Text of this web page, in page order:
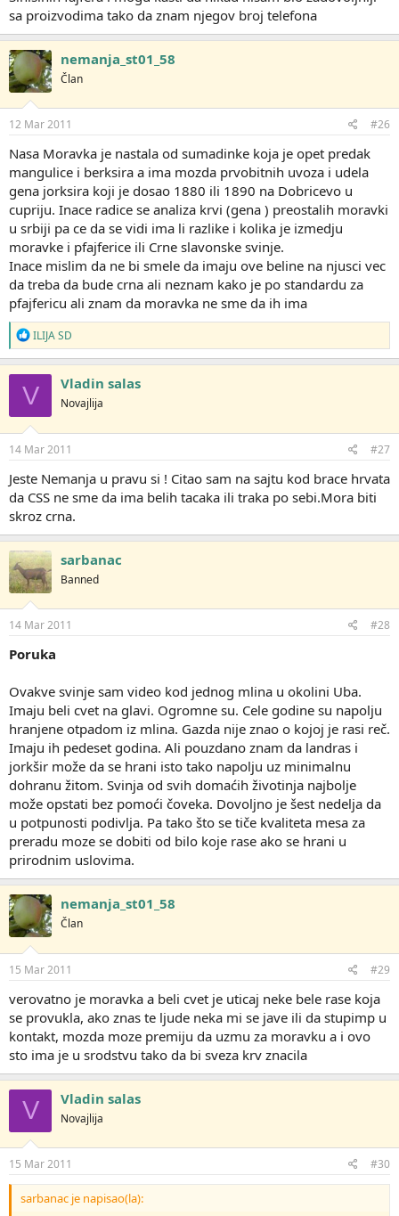
sa proizvodima tako da znam njegov broj telefona
nemanja_st01_58
Član
12 Mar 2011 #26
Nasa Moravka je nastala od sumadinke koja je opet predak
mangulice i berksira a ima mozda prvobitnih uvoza i udela
gena jorksira koji je dosao 1880 ili 1890 na Dobricevo u
cupriju. Inace radice se analiza krvi (gena ) preostalih moravki
u srbiji pa ce da se vidi ima li razlike i kolika je izmedju
moravke i pfajferice ili Crne slavonske svinje.
Inace mislim da ne bi smele da imaju ove beline na njusci vec
da treba da bude crna ali neznam kako je po standardu za
pfajfericu ali znam da moravka ne sme da ih ima
R
e
a
g
o
v
a
n
j
:
ILIJA SD
V Vladin salas
Novajlija
14 Mar 2011 #27
Jeste Nemanja u pravu si ! Citao sam na sajtu kod brace hrvata
da CSS ne sme da ima belih tacaka ili traka po sebi.Mora biti
skroz crna.
sarbanac
Banned
14 Mar 2011 #28
Poruka
Ovakve svinje sam video kod jednog mlina u okolini Uba.
Imaju beli cvet na glavi. Ogromne su. Cele godine su napolju
hranjene otpadom iz mlina. Gazda nije znao o kojoj je rasi reč.
Imaju ih pedeset godina. Ali pouzdano znam da landras i
jorkšir može da se hrani isto tako napolju uz minimalnu
dohranu žitom. Svinja od svih domaćih životinja najbolje
može opstati bez pomoći čoveka. Dovoljno je šest nedelja da
u potpunosti podivlja. Pa tako što se tiče kvaliteta mesa za
preradu moze se dobiti od bilo koje rase ako se hrani u
prirodnim uslovima.
nemanja_st01_58
Član
15 Mar 2011 #29
verovatno je moravka a beli cvet je uticaj neke bele rase koja
se provukla, ako znas te ljude neka mi se jave ili da stupimp u
kontakt, mozda moze premiju da uzmu za moravku a i ovo
sto ima je u srodstvu tako da bi sveza krv znacila
V Vladin salas
Novajlija
15 Mar 2011 #30
sarbanac je napisao(la):